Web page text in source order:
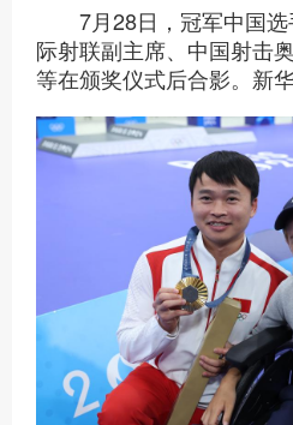
7月28日，冠军中国选
际射联副主席、中国射击
等在颁奖仪式后合影。新